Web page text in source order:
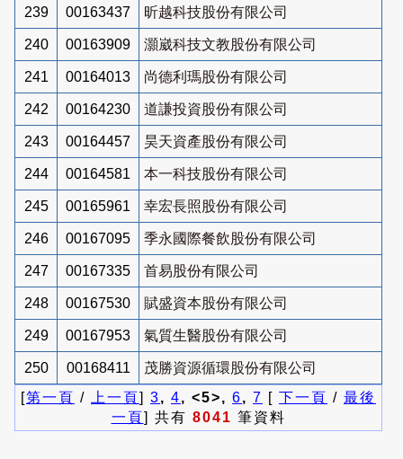
239 00163437 昕越科技股份有限公司
240 00163909 灝崴科技文教股份有限公司
241 00164013 尚德利瑪股份有限公司
242 00164230 道謙投資股份有限公司
243 00164457 昊天資產股份有限公司
244 00164581 本一科技股份有限公司
245 00165961 幸宏長照股份有限公司
246 00167095 季永國際餐飲股份有限公司
247 00167335 首易股份有限公司
248 00167530 賦盛資本股份有限公司
249 00167953 氣質生醫股份有限公司
250 00168411
茂勝資源循環股份有限公司
[第一頁 / 上一頁] 3, 4, <5>, 6, 7 [ 下一頁 / 最後
一頁] 共有 8041 筆資料